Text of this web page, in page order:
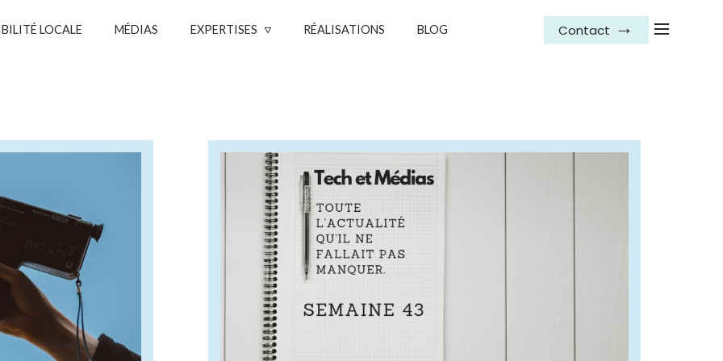
LOCALE MÉDIAS EXPERTISES RÉALISATIONS BLOG Contact